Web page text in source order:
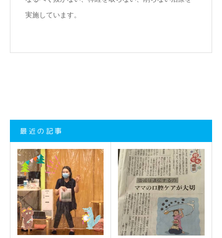
実施しています。
最近の記事